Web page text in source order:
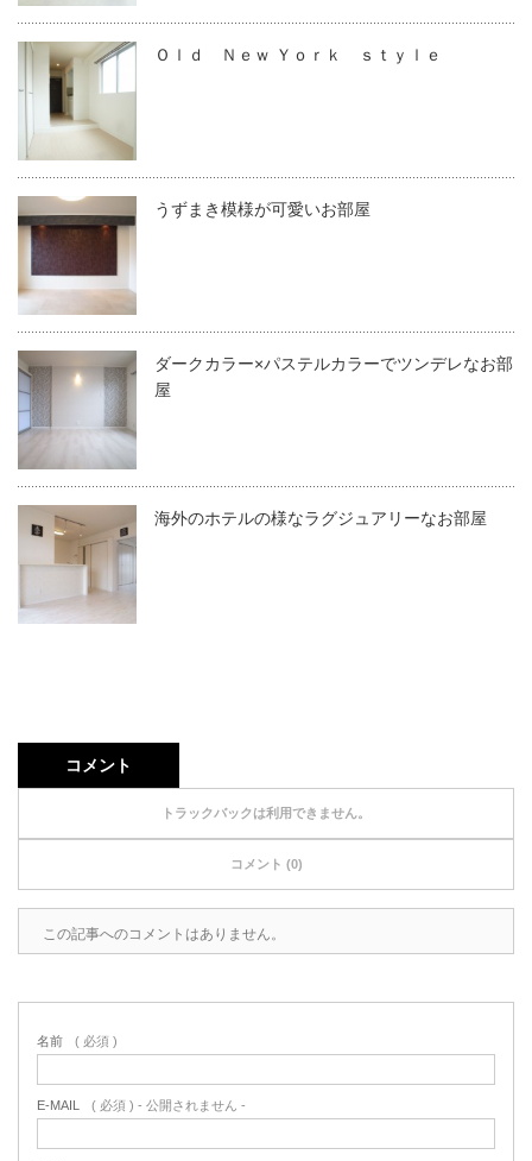
Ｏｌｄ Ｎｅｗ Ｙｏｒｋ ｓｔｙｌｅ
うずまき模様が可愛いお部屋
ダークカラー×パステルカラーでツンデレなお部
屋
海外のホテルの様なラグジュアリーなお部屋
コメント
トラックバックは利用できません。
コメント (0)
この記事へのコメントはありません。
名前 ( 必須 )
E-MAIL ( 必須 ) - 公開されません -